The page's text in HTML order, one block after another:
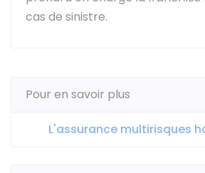
cas de sinistre.
Pour en savoir plus
L'assurance multirisques